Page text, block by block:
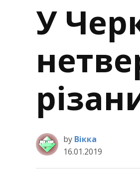
У
by Вікка
16.01.2019